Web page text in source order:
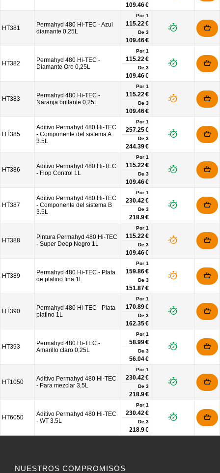
109.46 €
HT381
Permahyd 480 Hi-TEC - Azul
diamante 0,25L
Por 1
115.22 €
De 3
109.46 €
HT382
Permahyd 480 Hi-TEC -
Diamante Oro 0,25L
Por 1
115.22 €
De 3
109.46 €
HT383
Permahyd 480 Hi-TEC -
Naranja brillante 0,25L
Por 1
115.22 €
De 3
109.46 €
HT385
Aditivo Permahyd 480 Hi-TEC
- Componente del sistema A
3.5L
Por 1
257.25 €
De 3
244.39 €
HT386
Aditivo Permahyd 480 Hi-TEC
- Flop Control 1L
Por 1
115.22 €
De 3
109.46 €
HT387
Aditivo Permahyd 480 Hi-TEC
- Componente del sistema B
3.5L
Por 1
230.42 €
De 3
218.9 €
HT388
Pintura Permahyd 480 Hi-TEC
- Super Deep Negro 1L
Por 1
115.22 €
De 3
109.46 €
HT389
Permahyd 480 Hi-TEC - Plata
de platino fina 1L
Por 1
159.86 €
De 3
151.87 €
HT390
Permahyd 480 Hi-TEC - Plata
platino 1L
Por 1
170.89 €
De 3
162.35 €
HT393
Permahyd 480 Hi-TEC -
Amarillo claro 0,25L
Por 1
58.99 €
De 3
56.04 €
HT1050
Aditivo Permahyd 480 Hi-TEC
- Para mezclar 3,5L
Por 1
230.42 €
De 3
218.9 €
HT6050
Aditivo Permahyd 480 Hi-TEC
- WT 3.5L
Por 1
230.42 €
De 3
218.9 €
NUESTROS COMPROMISOS